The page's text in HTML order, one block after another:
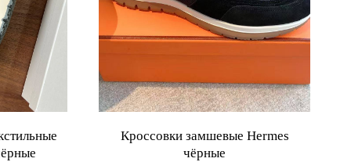
Кроссовки замшевые Hermes
чёрные